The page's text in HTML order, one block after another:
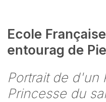
Ecole
entourag de
Portrait de d'un
Princesse du